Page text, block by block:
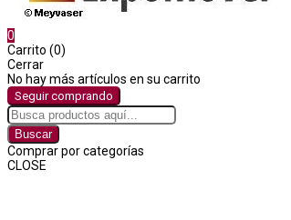
0
Carrito (0)
Cerrar
No hay más artículos en su carrito
Seguir comprando
Buscar
Comprar por categorías
CLOSE